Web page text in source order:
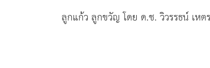
ลูกแก้ว ลูกขวัญ โดย ด.ช. วิวรรธน์ เห